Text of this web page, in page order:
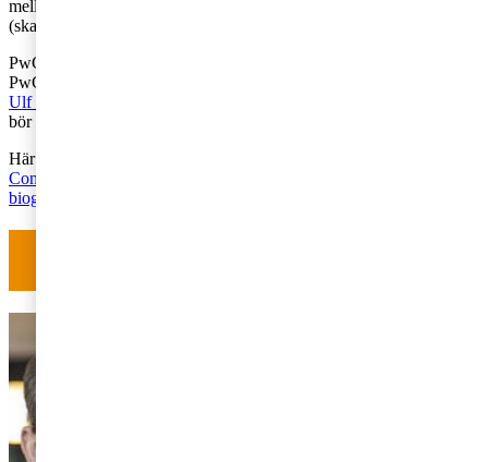
mellanperioden då stödet var annullerat eller för historiskt stöd
(skattebefrielse).
PwC bevakar frågan och du är varmt välkommen att höra av dig till
PwC:s rådgivare Fredrik Jonsson, Marc Gren,
Ulf Särkioja
bör hantera dessa frågor.
Här hittar du EU-kommissionens pressmeddelande:
Commission approves Swedish tax exemption schemes for non-food
biogas and bio-propane